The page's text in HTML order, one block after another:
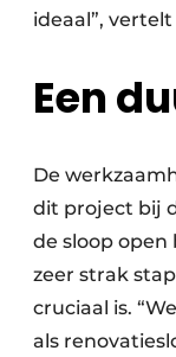
ideaal”,
Een
De
dit project bij
de sloop
zeer strak
cruciaal is.
als